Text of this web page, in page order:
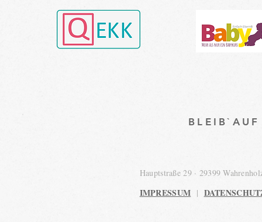
Hauptstraße 29 · 29399
IMPRESSUM |